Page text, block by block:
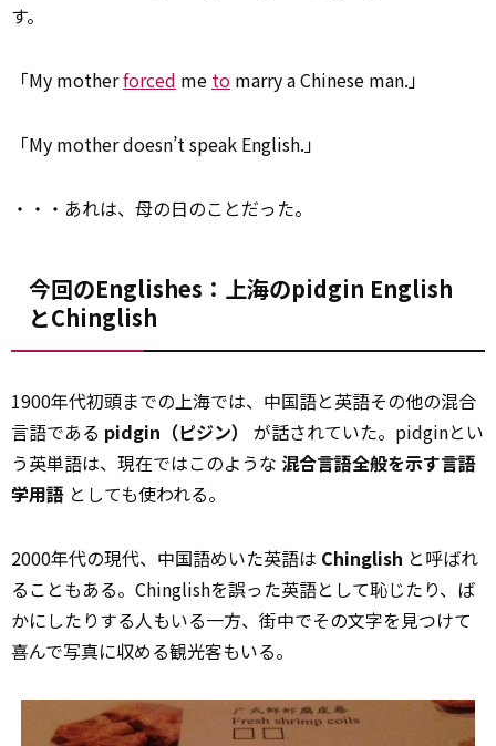
す。
「My motherforced me to marry a Chinese man.」
「My mother doesn’t speak English.」
・・・あれは、母の日のことだった。
今回のEnglishes：上海のpidgin English
とChinglish
1900年代初頭までの上海では、中国語と英語その他の混合
言語である pidgin（ピジン）
が話されていた。pidginとい
う英単語は、現在ではこのような 混合言語全般を示す言語
学用語 としても使われる。
2000年代の現代、中国語めいた英語は Chinglish と呼ばれ
ることもある。Chinglishを誤った英語として恥じたり、ば
かにしたりする人もいる一方、街中でその文字を見つけて
喜んで写真に収める観光客もいる。